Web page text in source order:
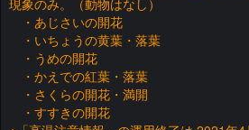
現象のみ。（動物はなし）
・あじさいの開花
・いちょうの黄葉・落葉
・うめの開花
・かえでの紅葉・落葉
・さくらの開花・満開
・すすきの開花